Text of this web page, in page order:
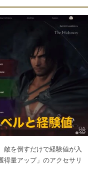
敵を倒すだけで経験値が入
得量アップ」のアクセサリ